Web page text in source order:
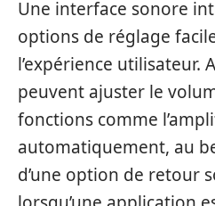
Une interface sonore
options de réglage
l’expérience utilisateur.
peuvent ajuster le
fonctions comme
automatiquement, au
d’une option de retour